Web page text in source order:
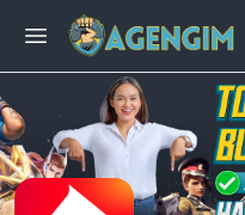
Open menu